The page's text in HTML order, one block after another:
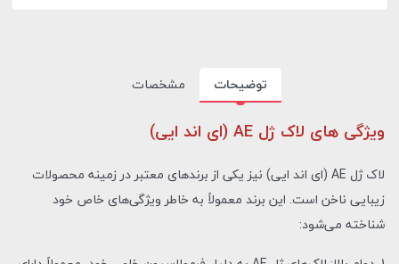
توضیحات مشخصات
ویژگی های لاک ژل AE (ای اند ایی)
لاک ژل AE (ای اند ایی) نیز یکی از برندهای معتبر در زمینه محصولات
زیبایی ناخن است. این برند معمولاً به خاطر ویژگی‌های خاص خود
شناخته می‌شود: